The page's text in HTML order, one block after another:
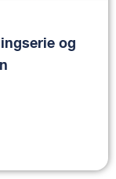
og